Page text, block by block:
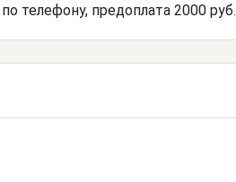
телефону, предоплата 2000 руб.